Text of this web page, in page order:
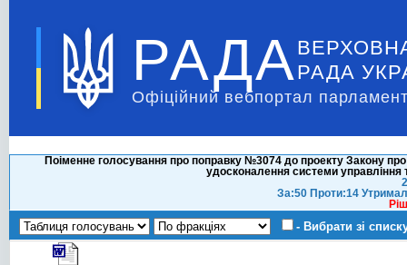
РАДА РАДА
Офіційний вебпортал
Поіменне голосування про поправку №3074 до проекту Закону
удосконалення системи управління
За:50 Проти:14
- Вибрати зі